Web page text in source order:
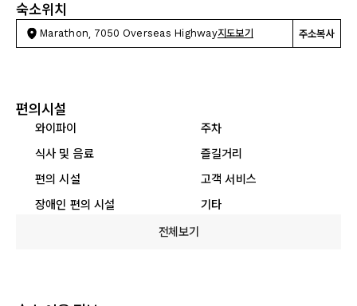
숙소위치
Marathon, 7050 Overseas Highway지도보기 주소복사
편의시설
와이파이
주차
식사 및 음료
즐길거리
편의 시설
고객 서비스
장애인 편의 시설
기타
전체보기